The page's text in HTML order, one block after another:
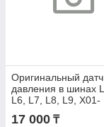
Оригинальный
давления в шинах
L6, L7, L8, L9, X01-
17 000 ₸